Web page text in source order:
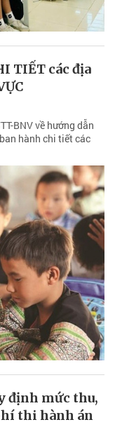
TIẾT các địa
BNV về hướng dẫn
hành chi tiết các
định mức thu,
thi hành án